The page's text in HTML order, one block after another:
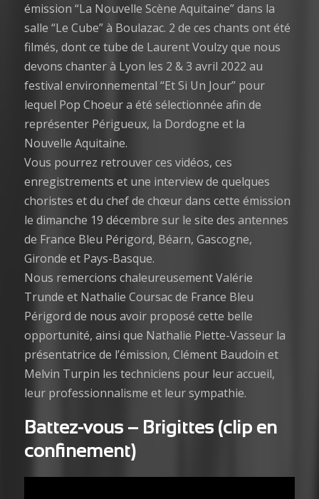
émission “La Nouvelle Scène Aquitaine” dans la
salle “Le Cube” à Boulazac. 2 de ces chants ont été
filmés, dont ce tube de Laurent Voulzy que nous
devons chanter à Lyon les 2 & 3 avril 2022 au
festival environnemental “Et Si Un Jour” pour
lequel Pop Choeur a été sélectionnée afin de
représenter Périgueux, la Dordogne et la
Nouvelle Aquitaine.
Vous pourrez retrouver ces vidéos, ces
enregistrements et une interview de quelques
choristes et du chef de chœur dans cette émission
le dimanche 19 décembre sur le site des antennes
de France Bleu Périgord, Béarn, Gascogne,
Gironde et Pays-Basque.
Nous remercions chaleureusement Valérie
Trunde et Nathalie Coursac de France Bleu
Périgord de nous avoir proposé cette belle
opportunité, ainsi que Nathalie Piette-Vasseur la
présentatrice de l’émission, Clément Baudoin et
Melvin Turpin les techniciens pour leur accueil,
leur professionnalisme et leur sympathie.
Battez-vous – Brigittes (clip en
confinement)